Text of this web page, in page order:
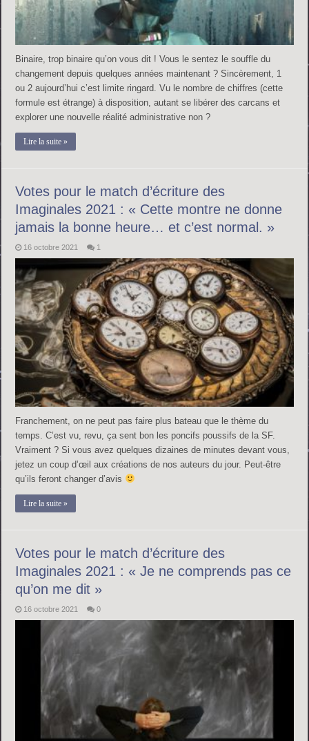
Binaire, trop binaire qu’on vous dit ! Vous le sentez le souffle du
changement depuis quelques années maintenant ? Sincèrement, 1
ou 2 aujourd’hui c’est limite ringard. Vu le nombre de chiffres (cette
formule est étrange) à disposition, autant se libérer des carcans et
explorer une nouvelle réalité administrative non ?
Lire la suite »
Votes pour le match d’écriture des
Imaginales 2021 : « Cette montre ne donne
jamais la bonne heure… et c’est normal. »
16 octobre 2021 1
Franchement, on ne peut pas faire plus bateau que le thème du
temps. C’est vu, revu, ça sent bon les poncifs poussifs de la SF.
Vraiment ? Si vous avez quelques dizaines de minutes devant vous,
jetez un coup d’œil aux créations de nos auteurs du jour. Peut-être
qu’ils feront changer d’avis
Lire la suite »
Votes pour le match d’écriture des
Imaginales 2021 : « Je ne comprends pas ce
qu’on me dit »
16 octobre 2021 0